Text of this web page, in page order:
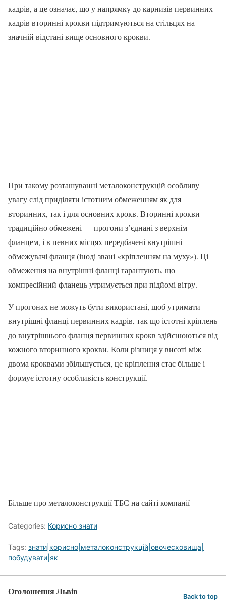
кадрів, а це означає, що у напрямку до карнизів первинних
кадрів вторинні крокви підтримуються на стільцях на
значній відстані вище основного крокви.
При такому розташуванні металоконструкцій особливу
увагу слід приділяти істотним обмеженням як для
вторинних, так і для основних крокв. Вторинні крокви
традиційно обмежені — прогони з’єднані з верхнім
фланцем, і в певних місцях передбачені внутрішні
обмежувачі фланця (іноді звані «кріпленням на муху»). Ці
обмеження на внутрішні фланці гарантують, що
компресійний фланець утримується при підйомі вітру.
У прогонах не можуть бути використані, щоб утримати
внутрішні фланці первинних кадрів, так що істотні кріплень
до внутрішнього фланця первинних крокв здійснюються від
кожного вторинного крокви. Коли різниця у висоті між
двома кроквами збільшується, це кріплення стає більше і
формує істотну особливість конструкції.
Більше про металоконструкції ТБС на сайті компанії
Categories: Корисно знати
Tags: знати|корисно|металоконструкцій|овочесховища|
побудувати|як
Оголошення Львів Back to top